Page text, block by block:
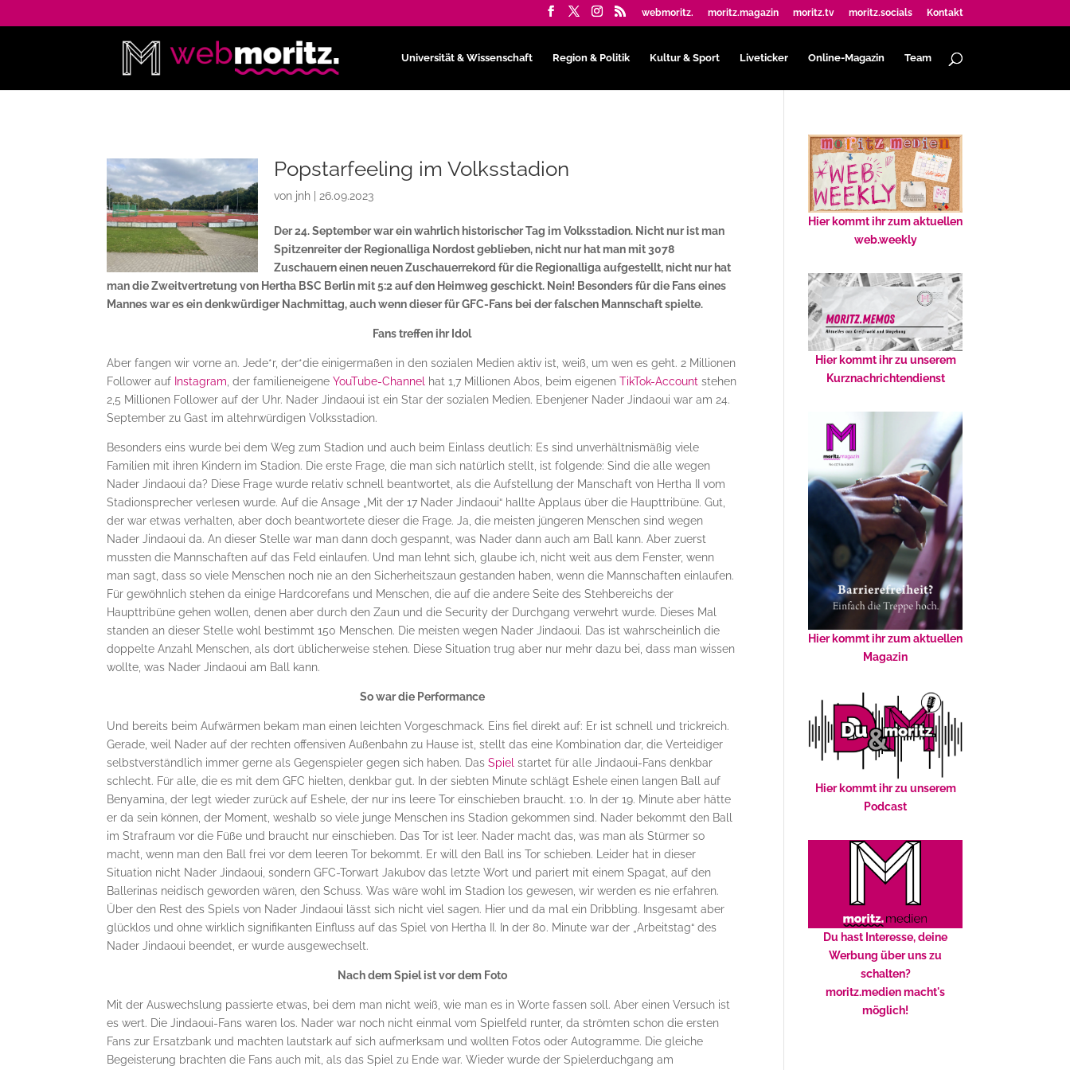
webmoritz. moritz.magazin moritz.tv moritz.socials Kontakt
Universität & Wissenschaft Region & Politik Kultur & Sport Liveticker Online-Magazin Team
Popstarfeeling im Volksstadion
von jnh 26.09.2023
Der 24. September war ein wahrlich historischer Tag im Volksstadion. Nicht nur ist man
Spitzenreiter der Regionalliga Nordost geblieben, nicht nur hat man mit 3078
Zuschauern einen neuen Zuschauerrekord für die Regionalliga aufgestellt, nicht nur hat
man die Zweitvertretung von Hertha BSC Berlin mit 5:2 auf den Heimweg geschickt. Nein! Besonders für die Fans eines
Mannes war es ein denkwürdiger Nachmittag, auch wenn dieser für GFC-Fans bei der falschen Mannschaft spielte.
Fans treffen ihr Idol
Aber fangen wir vorne an. Jede*r, der*die einigermaßen in den sozialen Medien aktiv ist, weiß, um wen es geht. 2 Millionen
Follower auf Instagram , der familieneigene YouTube-Channel hat 1,7 Millionen Abos, beim eigenenTikTok-Account stehen
2,5 Millionen Follower auf der Uhr. Nader Jindaoui ist ein Star der sozialen Medien. Ebenjener Nader Jindaoui war am 24.
September zu Gast im altehrwürdigen Volksstadion.
Besonders eins wurde bei dem Weg zum Stadion und auch beim Einlass deutlich: Es sind unverhältnismäßig viele
Familien mit ihren Kindern im Stadion. Die erste Frage, die man sich natürlich stellt, ist folgende: Sind die alle wegen
Nader Jindaoui da? Diese Frage wurde relativ schnell beantwortet, als die Aufstellung der Manschaft von Hertha II vom
Stadionsprecher verlesen wurde. Auf die Ansage „Mit der 17 Nader Jindaoui“ hallte Applaus über die Haupttribüne. Gut,
der war etwas verhalten, aber doch beantwortete dieser die Frage. Ja, die meisten jüngeren Menschen sind wegen
Nader Jindaoui da. An dieser Stelle war man dann doch gespannt, was Nader dann auch am Ball kann. Aber zuerst
mussten die Mannschaften auf das Feld einlaufen. Und man lehnt sich, glaube ich, nicht weit aus dem Fenster, wenn
man sagt, dass so viele Menschen noch nie an den Sicherheitszaun gestanden haben, wenn die Mannschaften einlaufen.
Für gewöhnlich stehen da einige Hardcorefans und Menschen, die auf die andere Seite des Stehbereichs der
Haupttribüne gehen wollen, denen aber durch den Zaun und die Security der Durchgang verwehrt wurde. Dieses Mal
standen an dieser Stelle wohl bestimmt 150 Menschen. Die meisten wegen Nader Jindaoui. Das ist wahrscheinlich die
doppelte Anzahl Menschen, als dort üblicherweise stehen. Diese Situation trug aber nur mehr dazu bei, dass man wissen
wollte, was Nader Jindaoui am Ball kann.
So war die Performance
Und bereits beim Aufwärmen bekam man einen leichten Vorgeschmack. Eins fiel direkt auf: Er ist schnell und trickreich.
Gerade, weil Nader auf der rechten offensiven Außenbahn zu Hause ist, stellt das eine Kombination dar, die Verteidiger
selbstverständlich immer gerne als Gegenspieler gegen sich haben. DasSpiel startet für alle Jindaoui-Fans denkbar
schlecht. Für alle, die es mit dem GFC hielten, denkbar gut. In der siebten Minute schlägt Eshele einen langen Ball auf
Benyamina, der legt wieder zurück auf Eshele, der nur ins leere Tor einschieben braucht. 1:0. In der 19. Minute aber hätte
er da sein können, der Moment, weshalb so viele junge Menschen ins Stadion gekommen sind. Nader bekommt den Ball
im Strafraum vor die Füße und braucht nur einschieben. Das Tor ist leer. Nader macht das, was man als Stürmer so
macht, wenn man den Ball frei vor dem leeren Tor bekommt. Er will den Ball ins Tor schieben. Leider hat in dieser
Situation nicht Nader Jindaoui, sondern GFC-Torwart Jakubov das letzte Wort und pariert mit einem Spagat, auf den
Ballerinas neidisch geworden wären, den Schuss. Was wäre wohl im Stadion los gewesen, wir werden es nie erfahren.
Über den Rest des Spiels von Nader Jindaoui lässt sich nicht viel sagen. Hier und da mal ein Dribbling. Insgesamt aber
glücklos und ohne wirklich signifikanten Einfluss auf das Spiel von Hertha II. In der 80. Minute war der „Arbeitstag“ des
Nader Jindaoui beendet, er wurde ausgewechselt.
Nach dem Spiel ist vor dem Foto
Mit der Auswechslung passierte etwas, bei dem man nicht weiß, wie man es in Worte fassen soll. Aber einen Versuch ist
es wert. Die Jindaoui-Fans waren los. Nader war noch nicht einmal vom Spielfeld runter, da strömten schon die ersten
Fans zur Ersatzbank und machten lautstark auf sich aufmerksam und wollten Fotos oder Autogramme. Die gleiche
Begeisterung brachten die Fans auch mit, als das Spiel zu Ende war. Wieder wurde der Spielerduchgang am
Hier kommt ihr zum aktuellen
web.weekly
Hier kommt ihr zu unserem
Kurznachrichtendienst
Hier kommt ihr zum aktuellen
Magazin
Hier kommt ihr zu unserem
Podcast
Du hast Interesse, deine
Werbung über uns zu
schalten?
moritz.medien macht's
möglich!